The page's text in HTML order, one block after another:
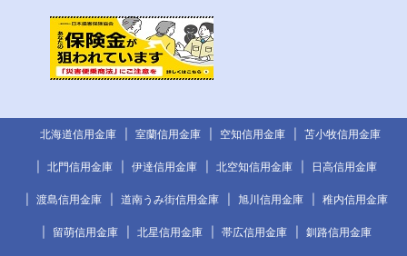
北海道信用金庫 室蘭信用金庫 空知信用金庫 苫小牧信用金庫
北門信用金庫 伊達信用金庫 北空知信用金庫 日高信用金庫
渡島信用金庫 道南うみ街信用金庫 旭川信用金庫 稚内信用金庫
留萌信用金庫 北星信用金庫 帯広信用金庫 釧路信用金庫